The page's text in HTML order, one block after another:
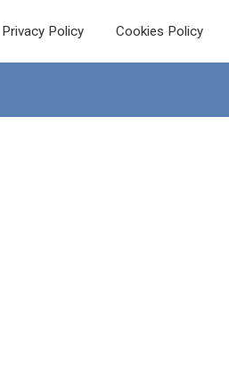
Privacy Policy Cookies Policy